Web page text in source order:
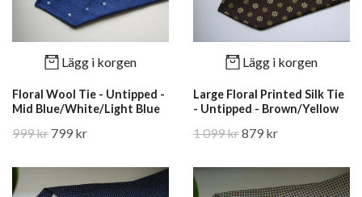
Lägg i korgen
Floral Wool Tie - Untipped -
Mid Blue/White/Light Blue
999 kr 799 kr
Lägg i korgen
Large Floral Printed Silk Tie
- Untipped - Brown/Yellow
1 099 kr879 kr